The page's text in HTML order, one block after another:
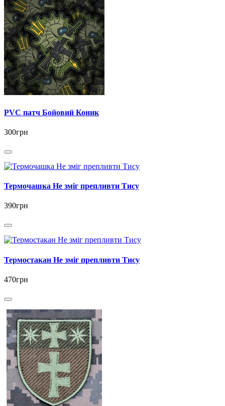
PVC патч Бойовий Коник
300грн
Термочашка Не зміг препливти Тису
390грн
Термостакан Не зміг препливти Тису
470грн